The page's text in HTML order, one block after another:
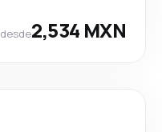
desde2,534 MXN